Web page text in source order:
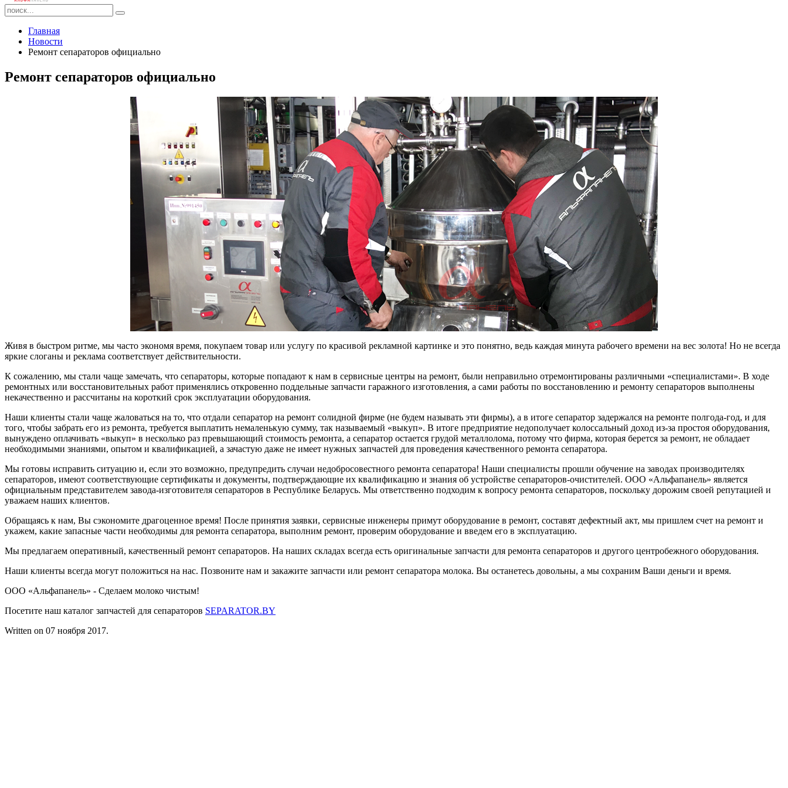
Главная
Новости
Ремонт сепараторов официально
Ремонт сепараторов официально
Живя в быстром ритме, мы часто экономя время, покупаем товар или услугу по красивой рекламной картинке и это понятно, ведь каждая минута рабочего времени на вес золота! Но не всегда
яркие слоганы и реклама соответствует действительности.
К сожалению, мы стали чаще замечать, что сепараторы, которые попадают к нам в сервисные центры на ремонт, были неправильно отремонтированы различными «специалистами». В ходе
ремонтных или восстановительных работ применялись откровенно поддельные запчасти гаражного изготовления, а сами работы по восстановлению и ремонту сепараторов выполнены
некачественно и рассчитаны на короткий срок эксплуатации оборудования.
Наши клиенты стали чаще жаловаться на то, что отдали сепаратор на ремонт солидной фирме (не будем называть эти фирмы), а в итоге сепаратор задержался на ремонте полгода-год, и для
того, чтобы забрать его из ремонта, требуется выплатить немаленькую сумму, так называемый «выкуп». В итоге предприятие недополучает колоссальный доход из-за простоя оборудования,
вынуждено оплачивать «выкуп» в несколько раз превышающий стоимость ремонта, а сепаратор остается грудой металлолома, потому что фирма, которая берется за ремонт, не обладает
необходимыми знаниями, опытом и квалификацией, а зачастую даже не имеет нужных запчастей для проведения качественного ремонта сепаратора.
Мы готовы исправить ситуацию и, если это возможно, предупредить случаи недобросовестного ремонта сепаратора! Наши специалисты прошли обучение на заводах производителях
сепараторов, имеют соответствующие сертификаты и документы, подтверждающие их квалификацию и знания об устройстве сепараторов-очистителей. ООО «Альфапанель» является
официальным представителем завода-изготовителя сепараторов в Республике Беларусь. Мы ответственно подходим к вопросу ремонта сепараторов, поскольку дорожим своей репутацией и
уважаем наших клиентов.
Обращаясь к нам, Вы сэкономите драгоценное время! После принятия заявки, сервисные инженеры примут оборудование в ремонт, составят дефектный акт, мы пришлем счет на ремонт и
укажем, какие запасные части необходимы для ремонта сепаратора, выполним ремонт, проверим оборудование и введем его в эксплуатацию.
Мы предлагаем оперативный, качественный ремонт сепараторов. На наших складах всегда есть оригинальные запчасти для ремонта сепараторов и другого центробежного оборудования.
Наши клиенты всегда могут положиться на нас. Позвоните нам и закажите запчасти или ремонт сепаратора молока. Вы останетесь довольны, а мы сохраним Ваши деньги и время.
ООО «Альфапанель» - Сделаем молоко чистым!
Посетите наш каталог запчастей для сепараторов SEPARATOR.BY
Written on 07 ноября 2017.